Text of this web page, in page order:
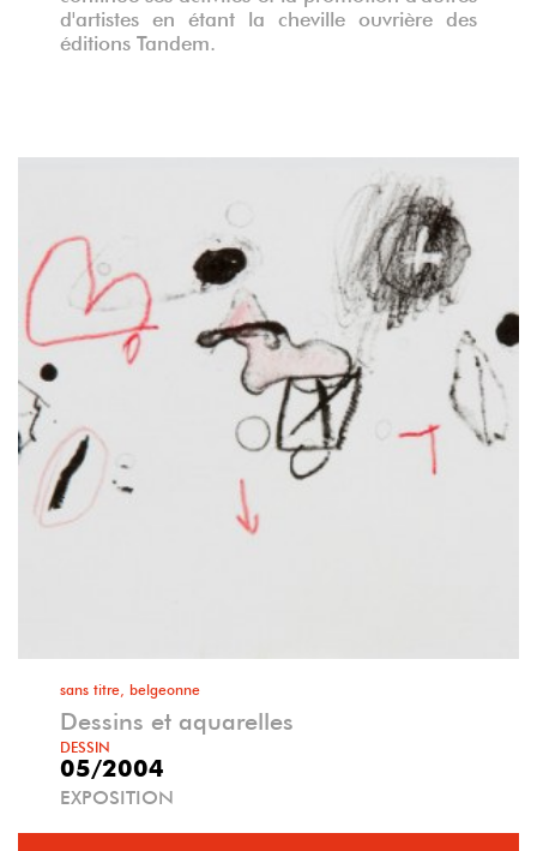
d'artistes en étant la cheville ouvrière des
éditions Tandem.
sans titre, belgeonne
Dessins et aquarelles
DESSIN
05/2004
EXPOSITION